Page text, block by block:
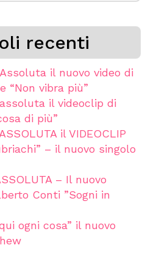
recenti
il nuovo video di
“Non vibra più”
il videoclip di
di più”
il VIDEOCLIP
– il nuovo singolo
– Il nuovo
Conti ”Sogni in
ogni cosa” il nuovo